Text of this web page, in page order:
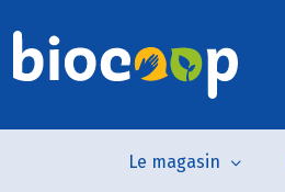
Le magasin